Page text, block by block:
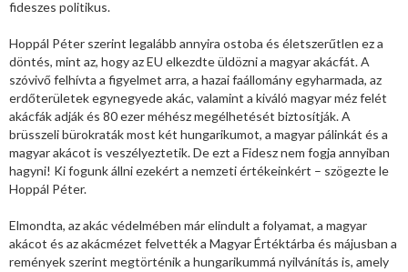
fideszes politikus.
Hoppál Péter szerint legalább annyira ostoba és életszerűtlen ez a
döntés, mint az, hogy az EU elkezdte üldözni a magyar akácfát. A
szóvivő felhívta a figyelmet arra, a hazai faállomány egyharmada, az
erdőterületek egynegyede akác, valamint a kiváló magyar méz felét
akácfák adják és 80 ezer méhész megélhetését biztosítják. A
brüsszeli bürokraták most két hungarikumot, a magyar pálinkát és a
magyar akácot is veszélyeztetik. De ezt a Fidesz nem fogja annyiban
hagyni! Ki fogunk állni ezekért a nemzeti értékeinkért – szögezte le
Hoppál Péter.
Elmondta, az akác védelmében már elindult a folyamat, a magyar
akácot és az akácmézet felvették a Magyar Értéktárba és májusban a
remények szerint megtörténik a hungarikummá nyilvánítás is, amely